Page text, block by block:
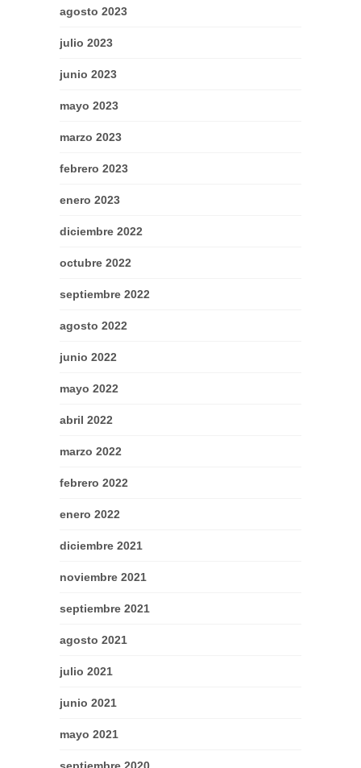
agosto 2023
julio 2023
junio 2023
mayo 2023
marzo 2023
febrero 2023
enero 2023
diciembre 2022
octubre 2022
septiembre 2022
agosto 2022
junio 2022
mayo 2022
abril 2022
marzo 2022
febrero 2022
enero 2022
diciembre 2021
noviembre 2021
septiembre 2021
agosto 2021
julio 2021
junio 2021
mayo 2021
septiembre 2020